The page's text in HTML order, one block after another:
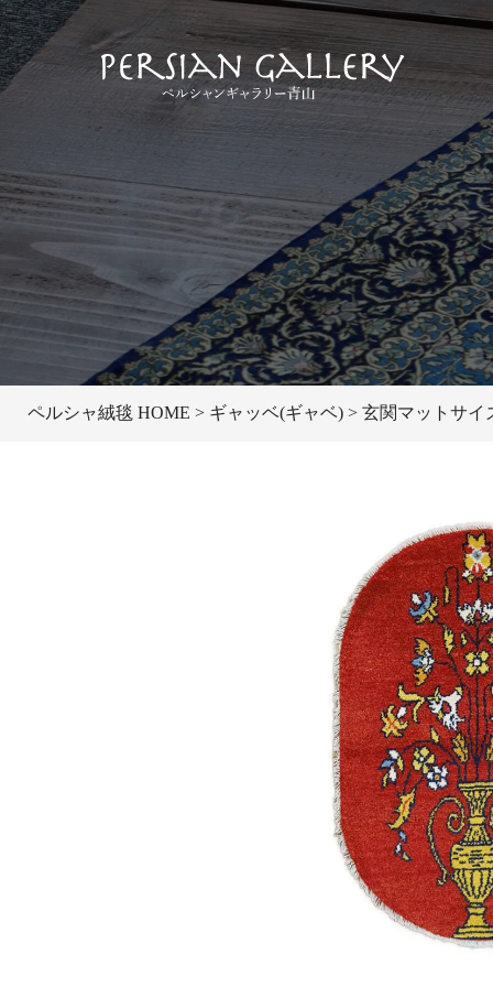
ペルシャ絨毯 HOME ギャッベ(ギャベ) 玄関マットサイ